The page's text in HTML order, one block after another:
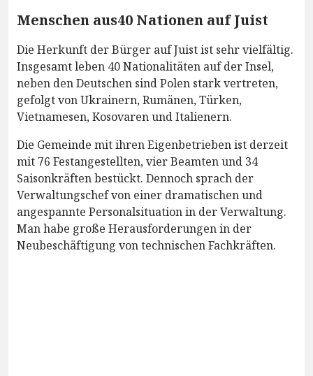
Menschen aus40 Nationen auf Juist
Die Herkunft der Bürger auf Juist ist sehr vielfältig.
Insgesamt leben 40 Nationalitäten auf der Insel,
neben den Deutschen sind Polen stark vertreten,
gefolgt von Ukrainern, Rumänen, Türken,
Vietnamesen, Kosovaren und Italienern.
Die Gemeinde mit ihren Eigenbetrieben ist derzeit
mit 76 Festangestellten, vier Beamten und 34
Saisonkräften bestückt. Dennoch sprach der
Verwaltungschef von einer dramatischen und
angespannte Personalsituation in der Verwaltung.
Man habe große Herausforderungen in der
Neubeschäftigung von technischen Fachkräften.